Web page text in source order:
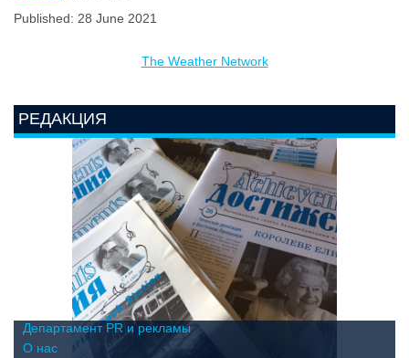
Published: 28 June 2021
The Weather Network
РЕДАКЦИЯ
Департамент PR и рекламы
О нас